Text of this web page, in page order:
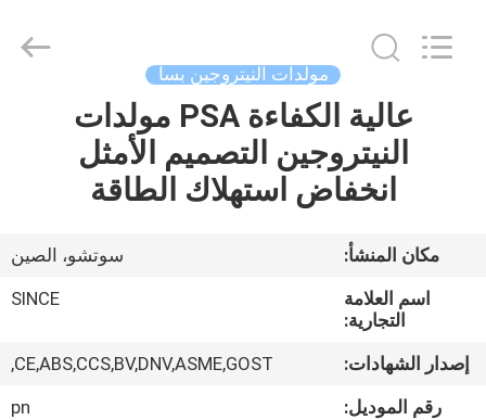
منتجات
معلومات
جولة
المصنع
Technology
Co.,Ltd.
مولدات النيتروجين بسا
عالية الكفاءة PSA مولدات
النيتروجين التصميم الأمثل
انخفاض استهلاك الطاقة
مكان المنشأ:
سوتشو، الصين
اسم العلامة
التجارية:
SINCE
إصدار الشهادات:
CE,ABS,CCS,BV,DNV,ASME,GOST,
رقم الموديل:
pn